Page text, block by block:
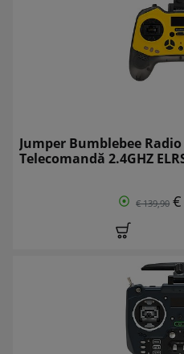
Jumper Bumblebee
Telecomandă 2.4GHZ
€ 139,90